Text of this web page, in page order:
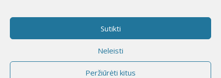
Sutikti
Neleisti
Peržiūrėti kitus